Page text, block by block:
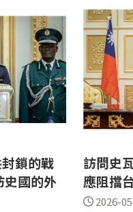
鎖的戰
史國的外
訪問史
應阻擋
2026-